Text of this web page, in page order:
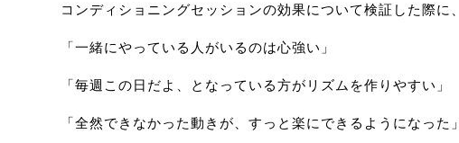
コンディショニングセッションの効果について検証した際に、
「一緒にやっている人がいるのは心強い」
「毎週この日だよ、となっている方がリズムを作りやすい」
「全然できなかった動きが、すっと楽にできるようになった」